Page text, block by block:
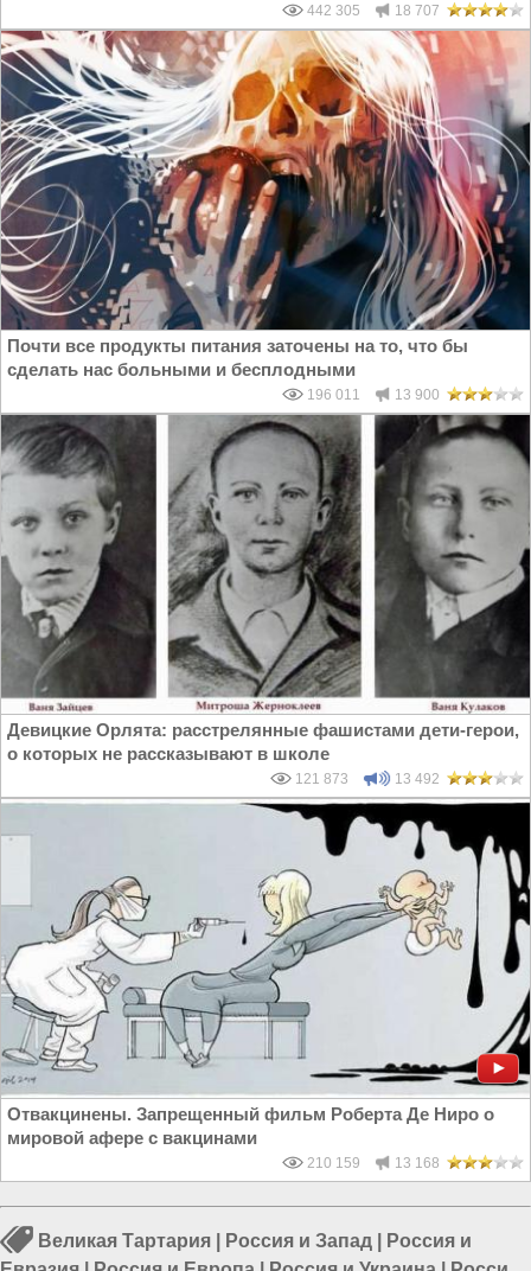
442 305 18 707
Почти все продукты питания заточены на то, что бы
сделать нас больными и бесплодными
196 011 13 900
Девицкие Орлята: расстрелянные фашистами дети-герои,
о которых не рассказывают в школе
121 873 13 492
Отвакцинены. Запрещенный фильм Роберта Де Ниро о
мировой афере с вакцинами
210 159 13 168
Великая Тартария Россия и Запад
Россия и